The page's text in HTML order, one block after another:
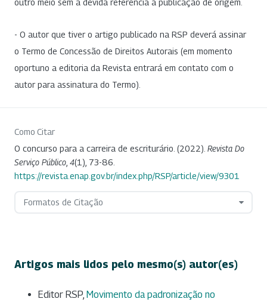
outro meio sem a devida referência à publicação de origem.
- O autor que tiver o artigo publicado na RSP deverá assinar
o Termo de Concessão de Direitos Autorais (em momento
oportuno a editoria da Revista entrará em contato com o
autor para assinatura do Termo).
Como Citar
O concurso para a carreira de escriturário. (2022). Revista Do
Serviço Público 4(1), 73-86.
https://revista.enap.gov.br/index.php/RSP/article/view/9301
Formatos de Citação
Artigos mais lidos pelo mesmo(s) autor(es)
Editor RSP, Movimento da padronização no